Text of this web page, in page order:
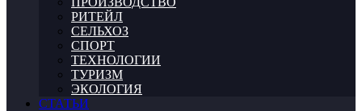
РИТЕЙЛ
СЕЛЬХОЗ
СПОРТ
ТЕХНОЛОГИИ
ТУРИЗМ
ЭКОЛОГИЯ
СТАТЬИ